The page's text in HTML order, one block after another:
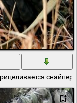
для учений